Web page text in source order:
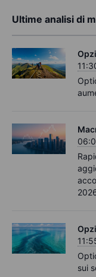
Ultime analisi di
sui